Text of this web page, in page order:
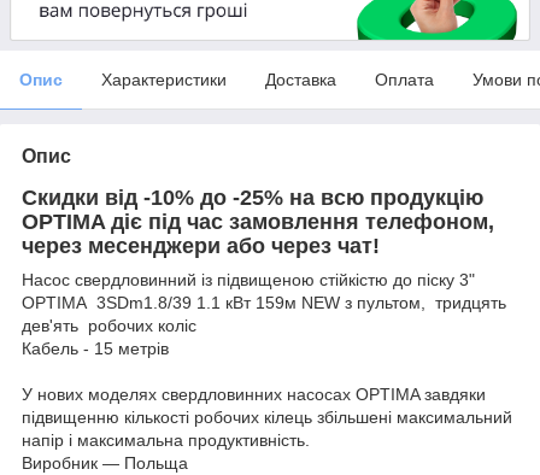
Опис Характеристики Доставка Оплата Умови
Опис
Скидки від -10% до -25% на всю продукцію
OPTIMA діє під час замовлення телефоном,
через месенджери або через чат!
Насос свердловинний із підвищеною стійкістю до піску 3"
OPTIMA 3SDm1.8/39 1.1 кВт 159м NEW з пультом, тридцять
дев'ять робочих коліс
Кабель - 15 метрів
У нових моделях свердловинних насосах OPTIMA завдяки
підвищенню кількості робочих кілець збільшені максимальний
напір і максимальна продуктивність.
Виробник — Польща